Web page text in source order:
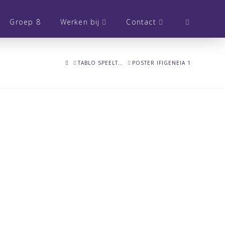
Groep 8 Werken bij Contact
HOME
TABLO SPEELT… POSTER IFIGENEIA 1